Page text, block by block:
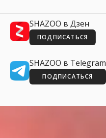
SHAZOO в Дзен
ПОДПИСАТЬСЯ
SHAZOO в Telegram
ПОДПИСАТЬСЯ